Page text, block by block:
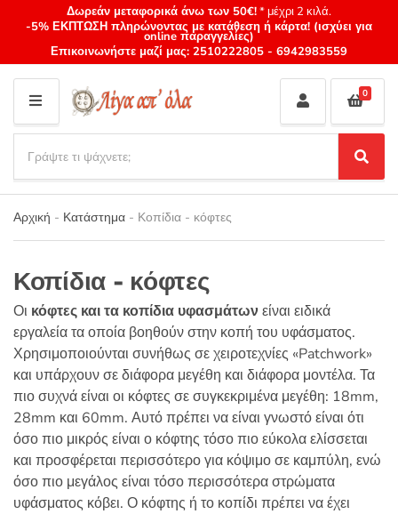
Δωρεάν μεταφορικά άνω των 50€!* μέχρι 2 κιλά.
-5% ΕΚΠΤΩΣΗ πληρώνοντας με κατάθεση ή κάρτα! (ισχύει για
online παραγγελίες)
Επικοινωνήστε μαζί μας: 2510222805 - 6942983559
M
E
N
U
Category
name
a
r
c
h
r
d
u
c
t
s
:
S
e
a
c
0
Αρχική - Κατάστημα - Κοπίδια - κόφτες
Κοπίδια - κόφτες
Οι κόφτες και τα κοπίδια υφασμάτωνείναι ειδικά
εργαλεία τα οποία βοηθούν στην κοπή του υφάσματος.
Χρησιμοποιούνται συνήθως σε χειροτεχνίες «Patchwork»
και υπάρχουν σε διάφορα μεγέθη και διάφορα μοντέλα. Τα
πιο συχνά είναι οι κόφτες σε συγκεκριμένα μεγέθη: 18mm,
28mm και 60mm. Αυτό πρέπει να είναι γνωστό είναι ότι
όσο πιο μικρός είναι ο κόφτης τόσο πιο εύκολα ελίσσεται
και προσφέρεται περισσότερο για κόψιμο σε καμπύλη, ενώ
όσο πιο μεγάλος είναι τόσο περισσότερα στρώματα
υφάσματος κόβει. Ο κόφτης ή το κοπίδι πρέπει να έχει